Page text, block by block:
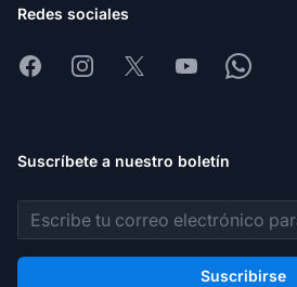
Redes sociales
FacebookInstagram
X YoutubeWhatsapp
Suscríbete a nuestro boletín
Dirección de correo electrónico
Suscribirse